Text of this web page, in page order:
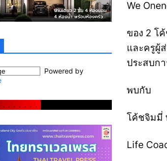
We
ของ 2 โ
และครูผู้
ประสบก
พบกับ
โค้ชจิมมี่
Life
Powered by
. . . . . . .